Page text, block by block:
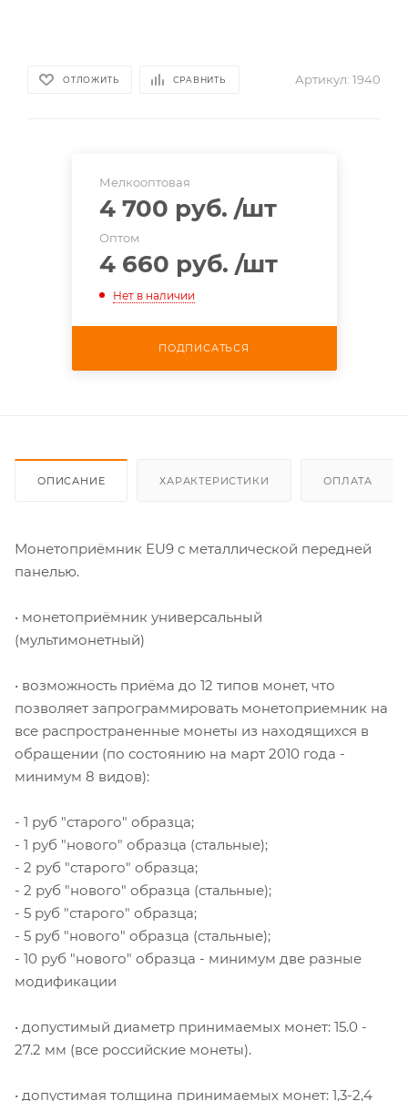
ОТЛОЖИТЬ СРАВНИТЬ Артикул: 1940
Мелкооптовая
4 700 руб. /шт
Оптом
4 660 руб. /шт
Нет в наличии
ПОДПИСАТЬСЯ
ОПИСАНИЕ ХАРАКТЕРИСТИКИ ОПЛАТА
Монетоприёмник EU9 с металлической передней
панелью.
• монетоприёмник универсальный
(мультимонетный)
• возможность приёма до 12 типов монет, что
позволяет запрограммировать монетоприемник на
все распространенные монеты из находящихся в
обращении (по состоянию на март 2010 года -
минимум 8 видов):
- 1 руб "старого" образца;
- 1 руб "нового" образца (стальные);
- 2 руб "старого" образца;
- 2 руб "нового" образца (стальные);
- 5 руб "старого" образца;
- 5 руб "нового" образца (стальные);
- 10 руб "нового" образца - минимум две разные
модификации
• допустимый диаметр принимаемых монет: 15.0 -
27.2 мм (все российские монеты).
• допустимая толщина принимаемых монет: 1,3-2,4